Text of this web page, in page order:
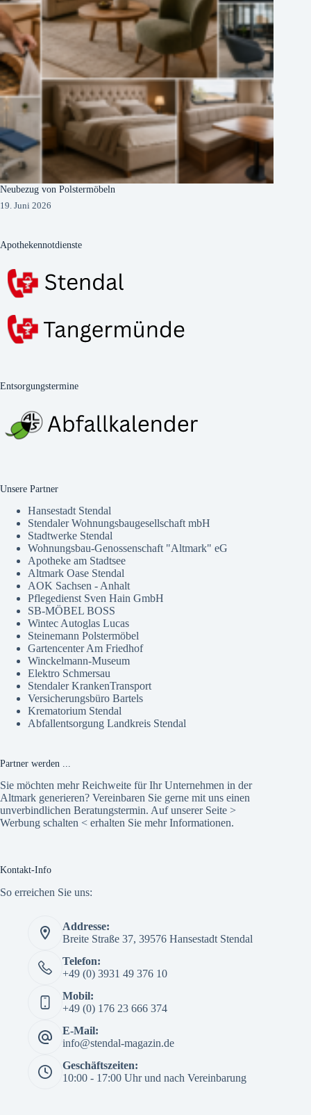
Neubezug von Polstermöbeln
19. Juni 2026
Apothekennotdienste
Entsorgungstermine
Unsere Partner
Hansestadt Stendal
Stendaler Wohnungsbaugesellschaft mbH
Stadtwerke Stendal
Wohnungsbau-Genossenschaft "Altmark" eG
Apotheke am Stadtsee
Altmark Oase Stendal
AOK Sachsen - Anhalt
Pflegedienst Sven Hain GmbH
SB-MÖBEL BOSS
Wintec Autoglas Lucas
Steinemann Polstermöbel
Gartencenter Am Friedhof
Winckelmann-Museum
Elektro Schmersau
Stendaler KrankenTransport
Versicherungsbüro Bartels
Krematorium Stendal
Abfallentsorgung Landkreis Stendal
Partner werden ...
Sie möchten mehr Reichweite für Ihr Unternehmen in der
Altmark generieren? Vereinbaren Sie gerne mit uns einen
unverbindlichen Beratungstermin. Auf unserer Seite >
Werbung schalten < erhalten Sie mehr Informationen.
Kontakt-Info
So erreichen Sie uns:
Addresse:
Breite Straße 37, 39576 Hansestadt Stendal
Telefon:
+49 (0) 3931 49 376 10
Mobil:
+49 (0) 176 23 666 374
E-Mail:
info@stendal-magazin.de
Geschäftszeiten:
10:00 - 17:00 Uhr und nach Vereinbarung